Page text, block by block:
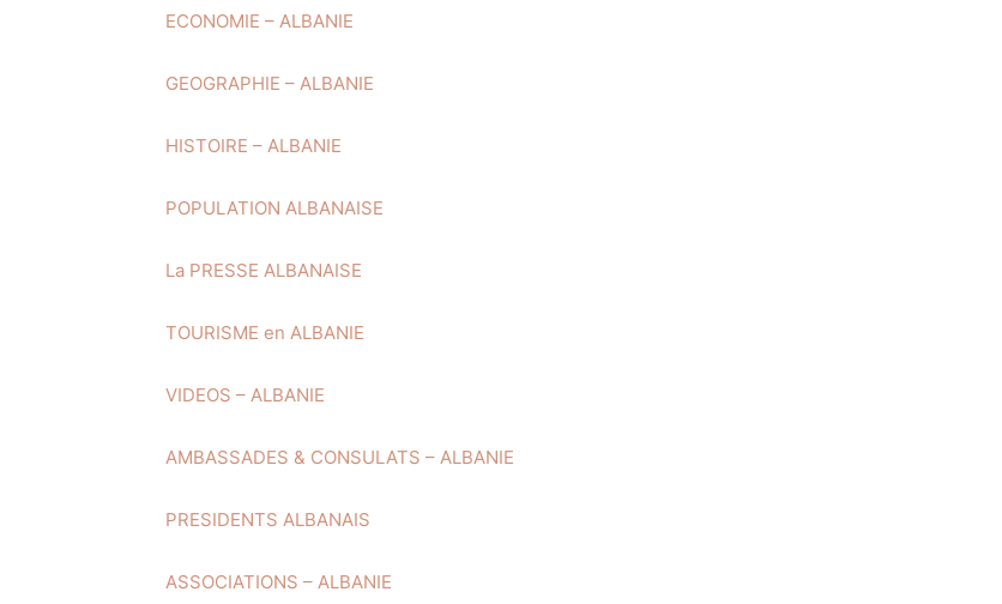
ECONOMIE – ALBANIE
GEOGRAPHIE – ALBANIE
HISTOIRE – ALBANIE
POPULATION ALBANAISE
La PRESSE ALBANAISE
TOURISME en ALBANIE
VIDEOS – ALBANIE
AMBASSADES & CONSULATS – ALBANIE
PRESIDENTS ALBANAIS
ASSOCIATIONS – ALBANIE